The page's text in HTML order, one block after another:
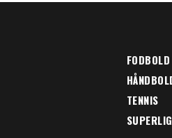
FODBOLD
TENNIS